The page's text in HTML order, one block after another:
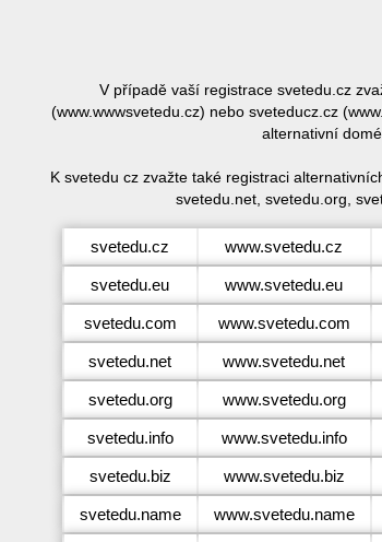
V případě vaší registrace svetedu.cz
(www.wwwsvetedu.cz) nebo sveteducz.cz
alternativní
K svetedu cz zvažte také registraci
svetedu.net, svetedu.org,
svetedu.cz www.svetedu.cz
svetedu.eu www.svetedu.eu
svetedu.com www.svetedu.com
svetedu.net www.svetedu.net
svetedu.org www.svetedu.org
svetedu.info www.svetedu.info
svetedu.biz www.svetedu.biz
svetedu.name www.svetedu.name